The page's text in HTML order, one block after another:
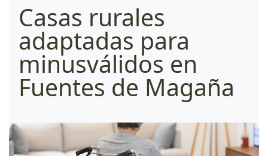
Casas rurales
adaptadas para
minusválidos en
Fuentes de Magaña